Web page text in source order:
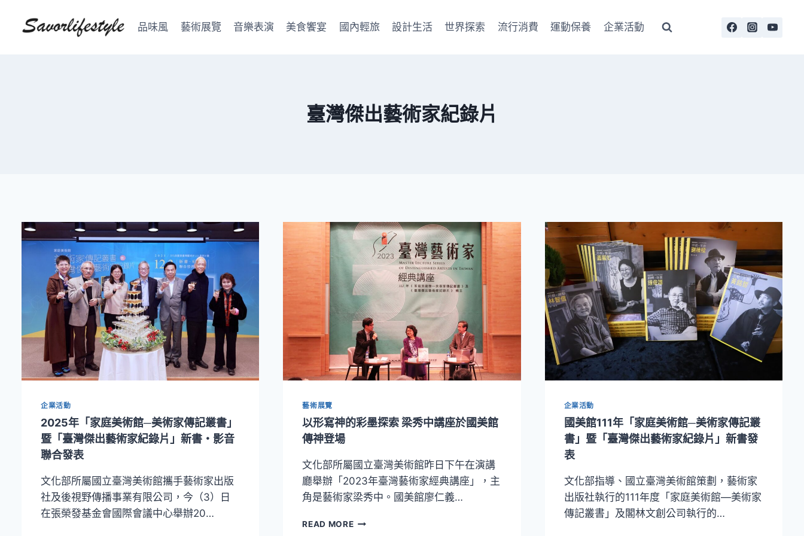
品味風 藝術展覽 音樂表演 美食饗宴 國內輕旅 設計生活 世界探索 流行消費 運動保養 企業活動
臺灣傑出藝術家紀錄片
企業活動
2025年「家庭美術館─美術家傳記叢書」
暨「臺灣傑出藝術家紀錄片」新書・影音
聯合發表
文化部所屬國立臺灣美術館攜手藝術家出版
社及後視野傳播事業有限公司，今（3）日
在張榮發基金會國際會議中心舉辦20…
藝術展覽
以形寫神的彩墨探索 梁秀中講座於國美館
傳神登場
文化部所屬國立臺灣美術館昨日下午在演講
廳舉辦「2023年臺灣藝術家經典講座」，主
角是藝術家梁秀中。國美館廖仁義…
READ MORE以
企業活動
國美館111年「家庭美術館─美術家傳記叢
書」暨「臺灣傑出藝術家紀錄片」新書發
表
文化部指導、國立臺灣美術館策劃，藝術家
出版社執行的111年度「家庭美術館—美術家
傳記叢書」及閣林文創公司執行的…